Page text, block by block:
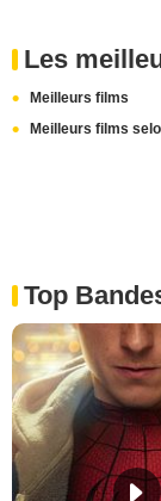
Les
Meilleurs films
Meilleurs films
Top